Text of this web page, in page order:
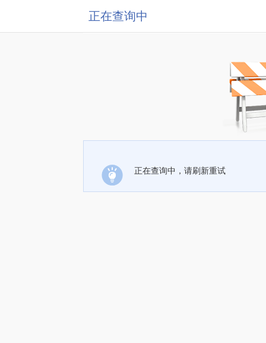
正在查询中
正在查询中，请刷新重试